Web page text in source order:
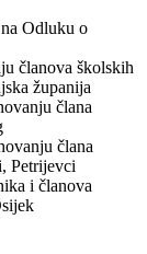
Odluku o
članova školskih
županija
člana
člana
Petrijevci
i članova